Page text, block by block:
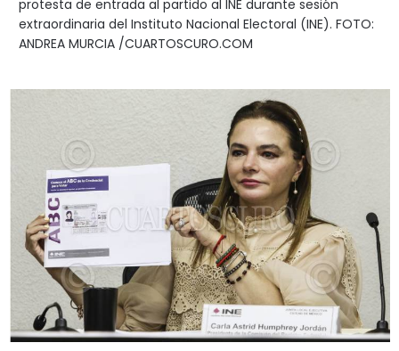
protesta de entrada al partido al INE durante sesión
extraordinaria del Instituto Nacional Electoral (INE). FOTO:
ANDREA MURCIA /CUARTOSCURO.COM